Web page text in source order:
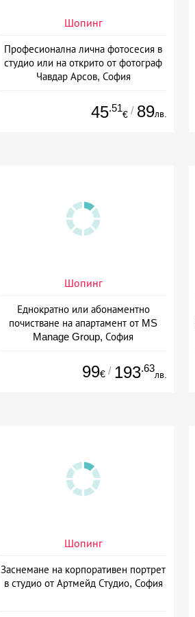
Шопинг
Професионална лична фотосесия в
студио или на открито от фотограф
Чавдар Арсов, София
45.51
€ / 89лв.
Шопинг
Еднократно или абонаментно
почистване на апартамент от MS
Manage Group, София
99€ / 193.63
лв.
Шопинг
Заснемане на корпоративен портрет
в студио от Артмейд Студио, София